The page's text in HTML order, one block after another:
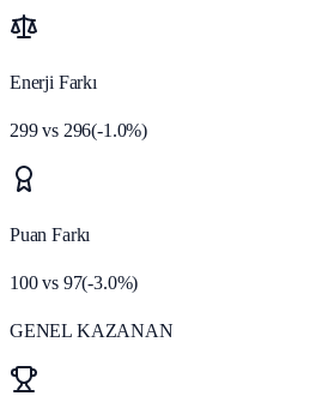
Enerji Farkı
299vs 296(-1.0%)
Puan Farkı
100vs 97(-3.0%)
GENEL KAZANAN